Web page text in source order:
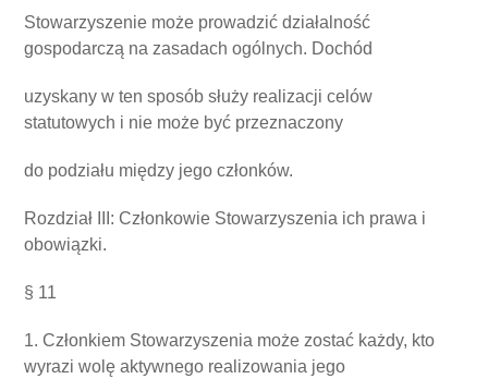
Stowarzyszenie może prowadzić działalność
gospodarczą na zasadach ogólnych. Dochód
uzyskany w ten sposób służy realizacji celów
statutowych i nie może być przeznaczony
do podziału między jego członków.
Rozdział III: Członkowie Stowarzyszenia ich prawa i
obowiązki.
§ 11
1. Członkiem Stowarzyszenia może zostać każdy, kto
wyrazi wolę aktywnego realizowania jego